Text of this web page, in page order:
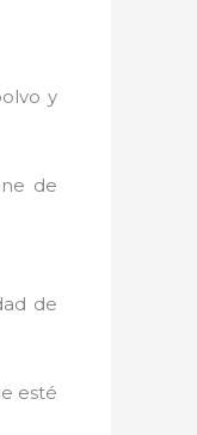
y
de
de
esté